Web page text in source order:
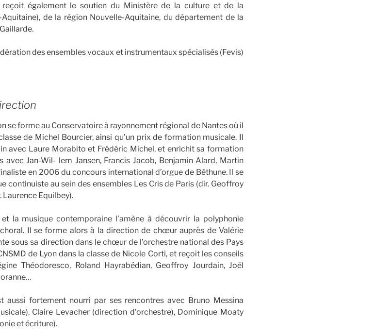
reçoit également le soutien du Ministère de la culture et de la
de la région Nouvelle-Aquitaine, du département de la
des ensembles vocaux et instrumentaux spécialisés (Fevis)
se forme au Conservatoire à rayonnement régional de Nantes où il
de Michel Bourcier, ainsi qu’un prix de formation musicale. Il
avec Laure Morabito et Frédéric Michel, et enrichit sa formation
avec Jan-Wil- lem Jansen, Francis Jacob, Benjamin Alard, Martin
en 2006 du concours international d’orgue de Béthune. Il se
continuiste au sein des ensembles Les Cris de Paris (dir. Geoffroy
Laurence Equilbey).
la musique contemporaine l’amène à découvrir la polyphonie
Il se forme alors à la direction de chœur auprès de Valérie
sous sa direction dans le chœur de l’orchestre national des Pays
de Lyon dans la classe de Nicole Corti, et reçoit les conseils
Théodoresco, Roland Hayrabédian, Geoffroy Jourdain, Joël
fortement nourri par ses rencontres avec Bruno Messina
Claire Levacher (direction d’orchestre), Dominique Moaty
et écriture).